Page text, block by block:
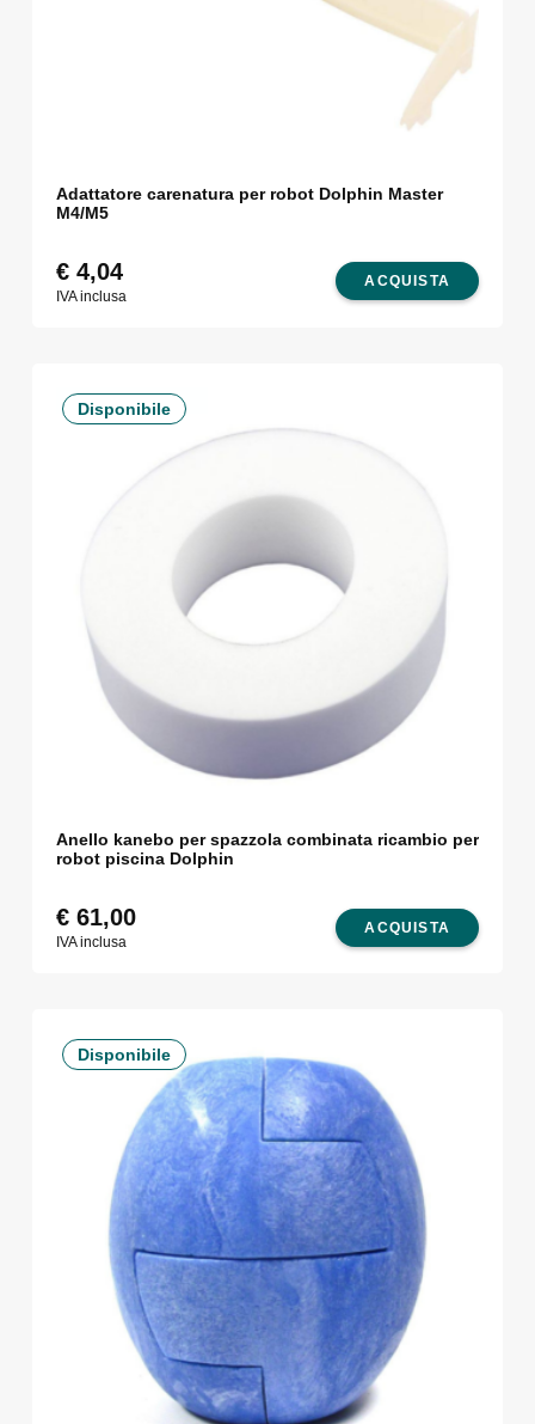
Adattatore carenatura per robot Dolphin Master
M4/M5
ACQUISTA
€4,04
IVA inclusa
Disponibile
Anello kanebo per spazzola combinata ricambio per
robot piscina Dolphin
ACQUISTA
€61,00
IVA inclusa
Disponibile